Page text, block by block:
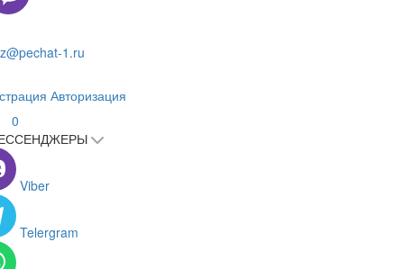
1.ru
Авторизация
0
Viber
Telergram